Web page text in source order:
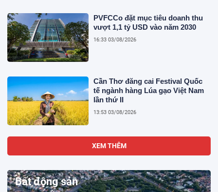
PVFCCo đặt mục tiêu doanh thu
vượt 1,1 tỷ USD vào năm 2030
16:33 03/08/2026
Cần Thơ đăng cai Festival Quốc
tế ngành hàng Lúa gạo Việt Nam
lần thứ II
13:53 03/08/2026
XEM THÊM
Bất động sản